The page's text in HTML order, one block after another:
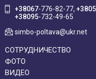
+38067-776-82-77
+38095-732-49-65
simbo-poltava@ukr.net
СОТРУДНИЧЕСТВО
ФОТО
ВИДЕО